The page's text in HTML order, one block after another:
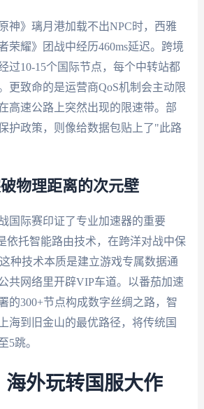
神》璃月港加载不出NPC时，西雅
荣耀》团战中经历460ms延迟。跨境
过10-15个国际节点，每个中转站都
更致命的是运营商QoS机制会主动限
高速公路上突然出现的限速带。部
护政策，则像给数据包贴上了"此路
物理距离的次元壁
国际赛印证了专业加速器的重要
依托智能路由技术，在跨洋对战中保
种技术本质是建立游戏专属数据通
共网络里开辟VIP车道。以番茄加速
的300+节点构成数字丝绸之路，智
海到旧金山的最优路径，将传统国
5跳。
海外玩转国服大作